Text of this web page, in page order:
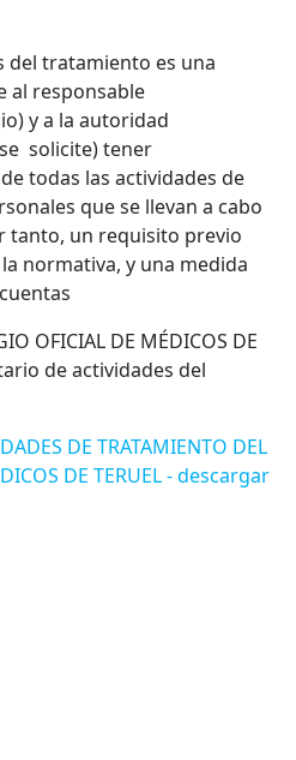
del tratamiento es una
al responsable
y a la autoridad
solicite) tener
todas las actividades de
que se llevan a cabo
tanto, un requisito previo
normativa, y una medida
OFICIAL DE MÉDICOS DE
de actividades del
DE TRATAMIENTO DEL
DE TERUEL - descargar